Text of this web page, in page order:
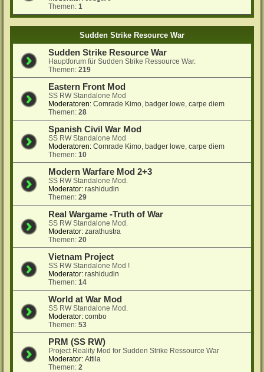
Themen:1
Sudden Strike Resource War
Sudden Strike Resource War
Hauptforum für Sudden Strike Ressource War.
Themen:219
Eastern Front Mod
SS RW Standalone Mod
Moderatoren: Comrade Kimo, badger lowe,carpe diem
Themen:28
Spanish Civil War Mod
SS RW Standalone Mod
Moderatoren: Comrade Kimo, badger lowe,carpe diem
Themen:10
Modern Warfare Mod 2+3
SS RW Standalone Mod.
Moderator: rashidudin
Themen:29
Real Wargame -Truth of War
SS RW Standalone Mod.
Moderator: zarathustra
Themen:20
Vietnam Project
SS RW Standalone Mod !
Moderator: rashidudin
Themen:14
World at War Mod
SS RW Standalone Mod.
Moderator: combo
Themen:53
PRM (SS RW)
Project Reality Mod for Sudden Strike Ressource War
Moderator: Attila
Themen:2